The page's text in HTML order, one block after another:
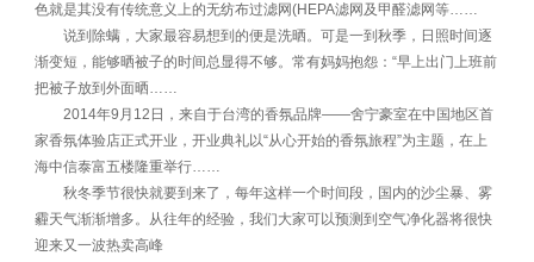
色就是其没有传统意义上的无纺布过滤网(HEPA滤网及甲醛滤网等……
说到除螨，大家最容易想到的便是洗晒。可是一到秋季，日照时间逐
渐变短，能够晒被子的时间总显得不够。常有妈妈抱怨：“早上出门上班前
把被子放到外面晒……
2014年9月12日，来自于台湾的香氛品牌——舍宁豪室在中国地区首
家香氛体验店正式开业，开业典礼以“从心开始的香氛旅程”为主题，在上
海中信泰富五楼隆重举行……
秋冬季节很快就要到来了，每年这样一个时间段，国内的沙尘暴、雾
霾天气渐渐增多。从往年的经验，我们大家可以预测到空气净化器将很快
迎来又一波热卖高峰